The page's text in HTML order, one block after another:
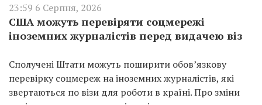
23:59 6 Серпня, 2026
США можуть перевіряти соцмережі
іноземних журналістів перед видачею віз
Сполучені Штати можуть поширити обов’язкову
перевірку соцмереж на іноземних журналістів, які
звертаються по візи для роботи в країні. Про зміни